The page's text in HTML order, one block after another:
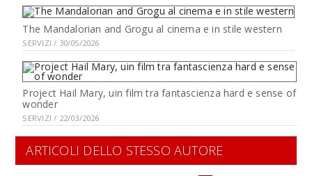
The Mandalorian and Grogu al cinema e in stile western
SERVIZI / 30/05/2026
Project Hail Mary, uin film tra fantascienza hard e sense of
wonder
SERVIZI / 22/03/2026
ARTICOLI DELLO STESSO AUTORE